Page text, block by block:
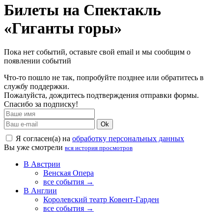
Билеты на Спектакль
«Гиганты горы»
Пока нет событий, оставьте свой email и мы сообщим о
появлении событий
Что-то пошло не так, попробуйте позднее или обратитесь в
службу поддержки.
Пожалуйста, дождитесь подтверждения отправки формы.
Спасибо за подписку!
Ok
Я согласен(а) на обработку персональных данных
Вы уже смотрели вся история просмотров
В Австрии
Венская Опера
все события →
В Англии
Королевский театр Ковент-Гарден
все события →